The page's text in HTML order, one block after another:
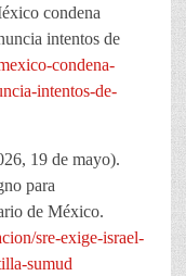
condena
intentos de
condena-
intentos-de-
19 de mayo).
para
de México.
sre-exige-israel-
sumud